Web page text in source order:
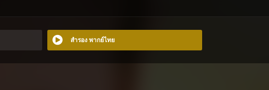
สำรอง พากย์ไทย